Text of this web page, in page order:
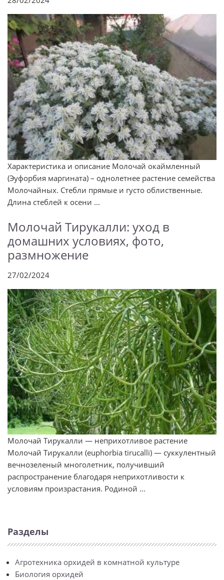
Характеристика и описание Молочай окаймленный
(Эуфорбия маргината) – однолетнее растение семейства
Молочайных. Стебли прямые и густо облиственные.
Длина стеблей к осени ...
Молочай Тирукалли: уход в
домашних условиях, фото,
размножение
27/02/2024
Молочай Тирукалли — неприхотливое растение
Молочай Тирукалли (euphorbia tirucalli) — суккулентный
вечнозеленый многолетник, получивший
распространение благодаря неприхотливости к
условиям произрастания. Родиной ...
Разделы
Агротехника орхидей в комнатной культуре
Биология орхидей